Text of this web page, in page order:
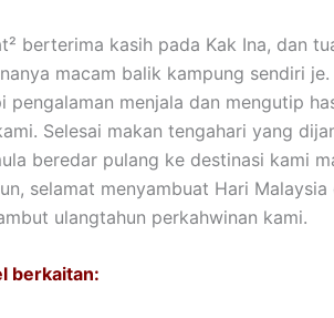
berterima kasih pada Kak Ina, dan
macam balik kampung sendiri
pengalaman menjala dan mengutip
Selesai makan tengahari yang
beredar pulang ke destinasi kami
selamat menyambuat Hari
ulangtahun perkahwinan kami.
berkaitan: